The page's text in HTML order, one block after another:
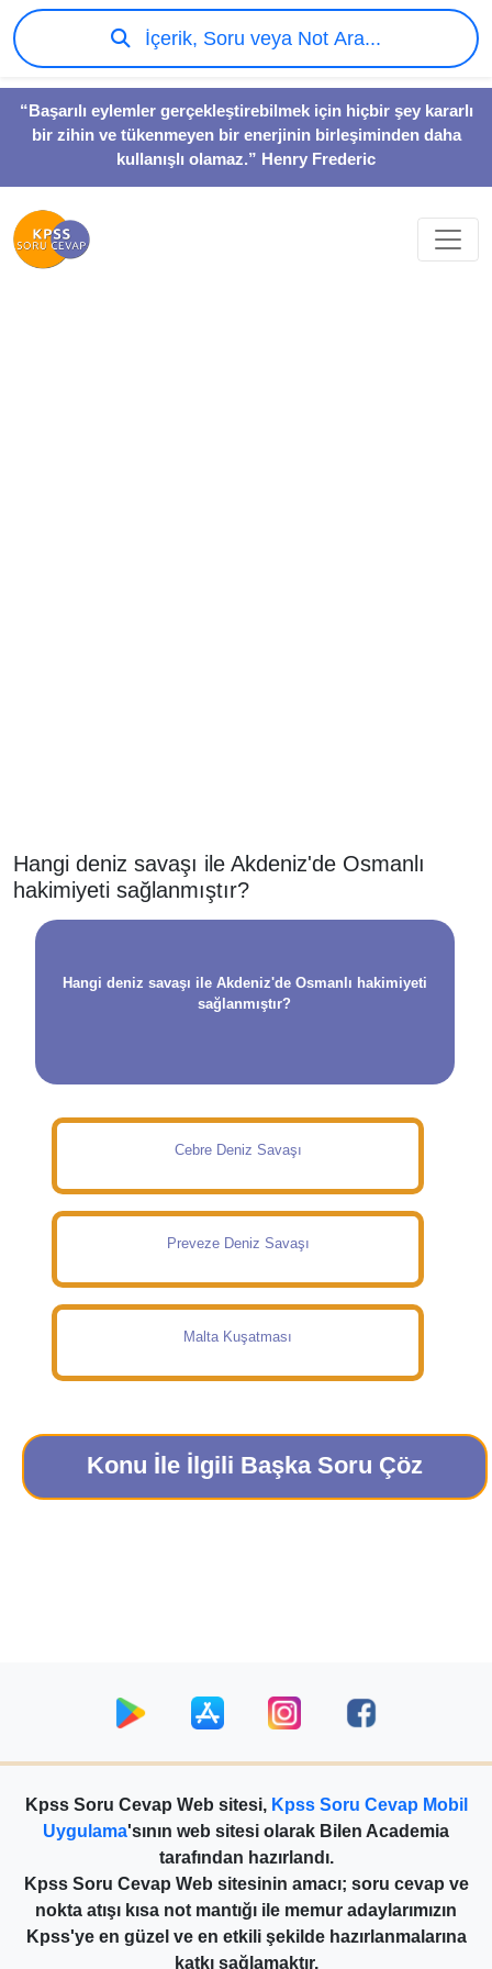
“Başarılı eylemler gerçekleştirebilmek için hiçbir şey kararlı
bir zihin ve tükenmeyen bir enerjinin birleşiminden daha
kullanışlı olamaz.” Henry Frederic
İçerik, Soru veya Not Ara...
Hangi deniz savaşı ile Akdeniz'de Osmanlı
hakimiyeti sağlanmıştır?
Hangi deniz savaşı ile Akdeniz'de Osmanlı hakimiyeti
sağlanmıştır?
Cebre Deniz Savaşı
Preveze Deniz Savaşı
Malta Kuşatması
Konu İle İlgili Başka Soru Çöz
Kpss Soru Cevap Web sitesi, Kpss Soru Cevap Mobil
Uygulama'sının web sitesi olarak Bilen Academia
tarafından hazırlandı.
Kpss Soru Cevap Web sitesinin amacı; soru cevap ve
nokta atışı kısa not mantığı ile memur adaylarımızın
Kpss'ye en güzel ve en etkili şekilde hazırlanmalarına
katkı sağlamaktır.